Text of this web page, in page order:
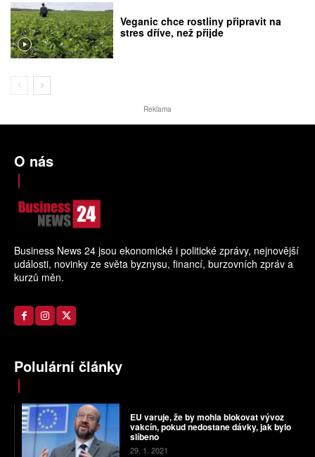
Veganic chce rostliny připravit na
stres dříve, než přijde
Reklama
O nás
Business News 24 jsou ekonomické i politické zprávy, nejnovější
události, novinky ze světa byznysu, financí, burzovních zpráv a
kurzů měn.
Polulární články
EU varuje, že by mohla blokovat vývoz
vakcín, pokud nedostane dávky, jak bylo
slíbeno
29. 1. 2021